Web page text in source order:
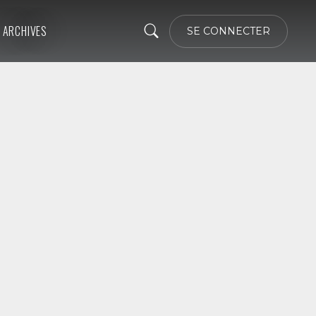
SE CONNECTER
ARCHIVES